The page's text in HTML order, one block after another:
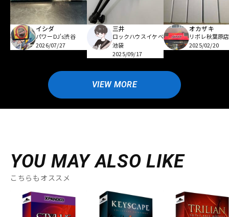
イシダ
パワーDJ's渋谷
2026/07/27
三井
ロックハウスイケベ
池袋
2025/09/17
オカザキ
リボレ秋葉原店
2025/02/20
VIEW MORE
YOU MAY ALSO LIKE
こちらもオススメ